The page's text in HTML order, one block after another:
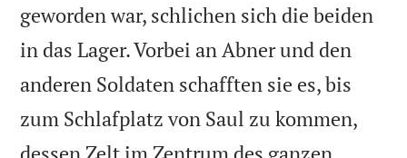
geworden war, schlichen sich die beiden
in das Lager. Vorbei an Abner und den
anderen Soldaten schafften sie es, bis
zum Schlafplatz von Saul zu kommen,